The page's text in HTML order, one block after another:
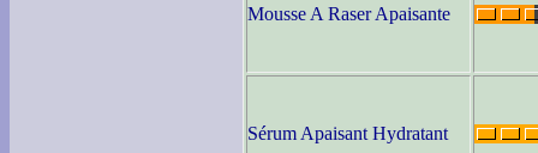
Mousse A Raser Apaisante
Sérum Apaisant Hydratant